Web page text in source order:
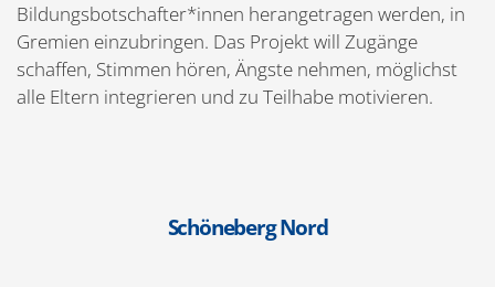
Bildungsbotschafter*innen heran­ge­tragen werden, in
Gremien einzu­bringen. Das Projekt will Zugänge
schaffen, Stimmen hören, Ängste nehmen, möglichst
alle Eltern integrieren und zu Teilhabe motivieren.
Schöneberg Nord